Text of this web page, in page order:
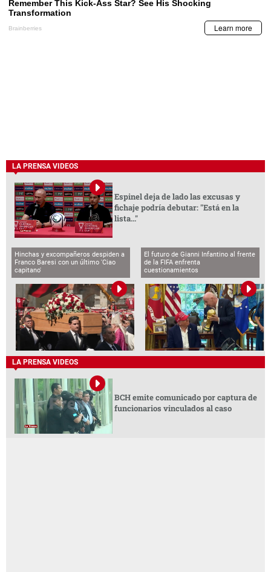
LA PRENSA VIDEOS
Espinel deja de lado las excusas y
fichaje podría debutar: "Está en la
lista..."
Hinchas y excompañeros despiden a
Franco Baresi con un último 'Ciao
capitano'
El futuro de Gianni Infantino al frente
de la FIFA enfrenta
cuestionamientos
LA PRENSA VIDEOS
BCH emite comunicado por captura de
funcionarios vinculados al caso